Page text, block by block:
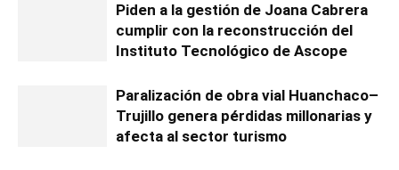
Piden a la gestión de Joana Cabrera
cumplir con la reconstrucción del
Instituto Tecnológico de Ascope
Paralización de obra vial Huanchaco–
Trujillo genera pérdidas millonarias y
afecta al sector turismo